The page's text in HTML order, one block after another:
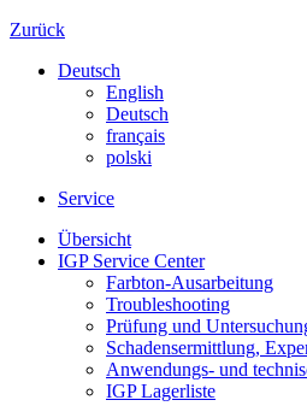
Zurück
Deutsch
English
Deutsch
français
polski
Service
Übersicht
IGP Service Center
Farbton-Ausarbeitung
Troubleshooting
Prüfung und
Schadensermittlung,
Anwendungs- und
IGP Lagerliste